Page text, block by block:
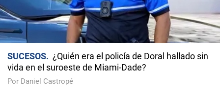
SUCESOS
¿Quién era el policía de Doral hallado sin
vida en el suroeste de Miami-Dade?
Por Daniel Castropé